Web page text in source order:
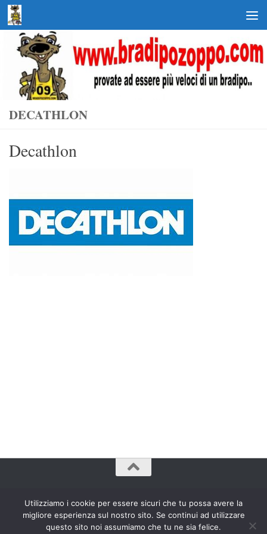
Salta al contenuto
DECATHLON
Decathlon
Utilizziamo i cookie per essere sicuri che tu possa avere la
migliore esperienza sul nostro sito. Se continui ad utilizzare
questo sito noi assumiamo che tu ne sia felice.